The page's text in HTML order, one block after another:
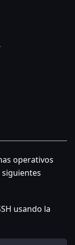
operativos
usando la